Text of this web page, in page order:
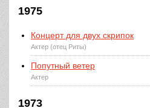
1975
Концерт для двух скрипок
Актер (отец Риты)
Попутный ветер
Актер
1973